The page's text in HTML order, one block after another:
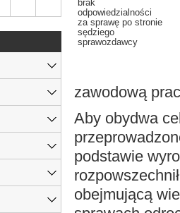
brak
odpowiedzialności
za sprawę po stronie
sędziego
sprawozdawcy
zawodową
Aby obydwa
podstawie
obejmującą